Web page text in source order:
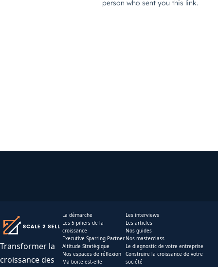
Transformer la
croissance des
La démarche
Les 5 piliers de la
croissance
Executive Sparring Partner
Altitude Stratégique
Nos espaces de réflexion
Ma boite est-elle
Les interviews
Les articles
Nos guides
Nos masterclass
Le diagnostic de votre entreprise
Construire la croissance de votre
société